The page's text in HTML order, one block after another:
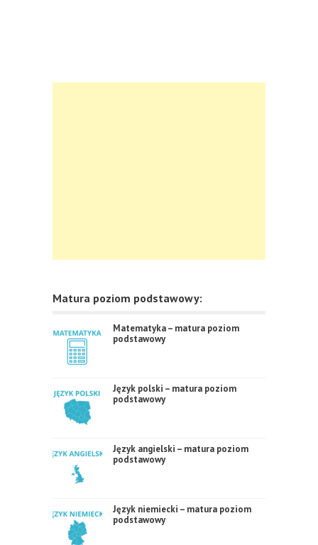
Matura poziom podstawowy:
Matematyka – matura poziom
podstawowy
Język polski – matura poziom
podstawowy
Język angielski – matura poziom
podstawowy
Język niemiecki – matura poziom
podstawowy